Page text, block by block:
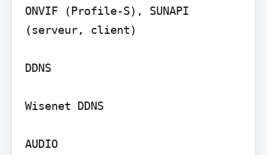
ONVIF (Profile-S), SUNAPI
(serveur, client)
DDNS
Wisenet DDNS
AUDIO